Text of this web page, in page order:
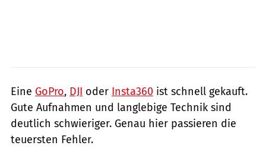
Eine GoPro, DJI oder Insta360 ist schnell gekauft.
Gute Aufnahmen und langlebige Technik sind
deutlich schwieriger. Genau hier passieren die
teuersten Fehler.